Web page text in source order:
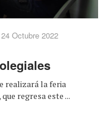
Octubre 2022
realizará la feria
regresa este ...